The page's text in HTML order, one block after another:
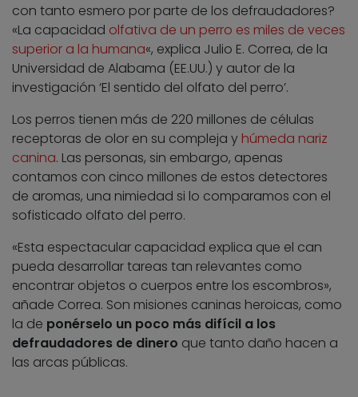
con tanto esmero por parte de los defraudadores?
«La capacidad olfativa de un perro es miles de veces
superior a la humana«, explica Julio E. Correa, de la
Universidad de Alabama (EE.UU.) y autor de la
investigación ‘El sentido del olfato del perro’.
Los perros tienen más de 220 millones de células
receptoras de olor en su compleja y húmeda nariz
canina. Las personas, sin embargo, apenas
contamos con cinco millones de estos detectores
de aromas, una nimiedad si lo comparamos con el
sofisticado olfato del perro.
«Esta espectacular capacidad explica que el can
pueda desarrollar tareas tan relevantes como
encontrar objetos o cuerpos entre los escombros»,
añade Correa. Son misiones caninas heroicas, como
la de ponérselo un poco más difícil a los
defraudadores de dinero que tanto daño hacen a
las arcas públicas.